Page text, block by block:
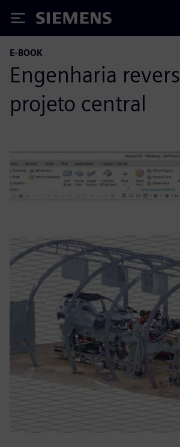
Siemens
E-BOOK
Engenharia
projeto central